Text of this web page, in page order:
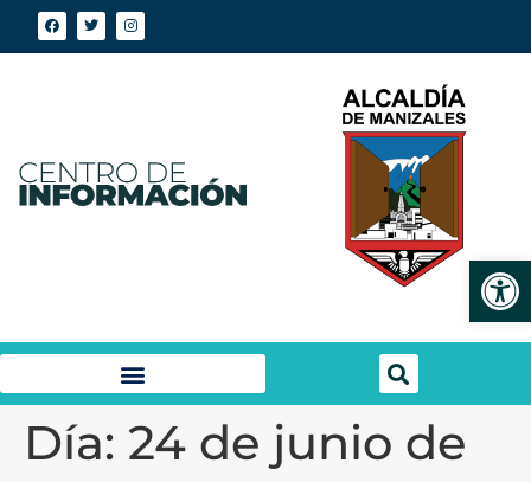
Día: 24 de junio de